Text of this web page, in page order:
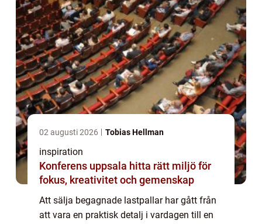
02 augusti 2026 Tobias Hellman
inspiration
Konferens uppsala hitta rätt miljö för
fokus, kreativitet och gemenskap
Att sälja begagnade lastpallar har gått från
att vara en praktisk detalj i vardagen till en